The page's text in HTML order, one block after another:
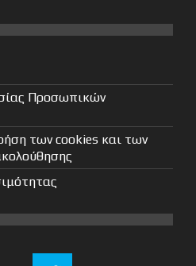
Προσωπικών
των cookies και των